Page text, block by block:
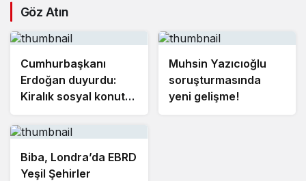
Göz Atın
Cumhurbaşkanı
Erdoğan duyurdu:
Kiralık sosyal konut
başlıyor
Muhsin Yazıcıoğlu
soruşturmasında
yeni gelişme!
Biba, Londra’da EBRD
Yeşil Şehirler